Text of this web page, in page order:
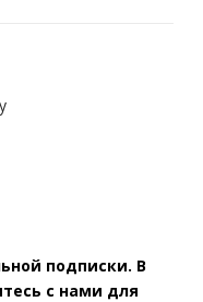
подписки. В
с нами для